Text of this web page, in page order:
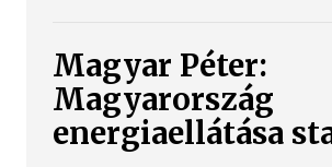
Magyar Péter:
Magyarország
energiaellátása